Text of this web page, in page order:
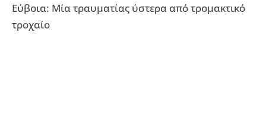
Εύβοια: Μία τραυματίας ύστερα από τρομακτικό
τροχαίο